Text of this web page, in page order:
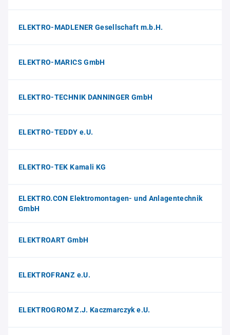
ELEKTRO-MADLENER Gesellschaft m.b.H.
ELEKTRO-MARICS GmbH
ELEKTRO-TECHNIK DANNINGER GmbH
ELEKTRO-TEDDY e.U.
ELEKTRO-TEK Kamali KG
ELEKTRO.CON Elektromontagen- und Anlagentechnik
GmbH
ELEKTROART GmbH
ELEKTROFRANZ e.U.
ELEKTROGROM Z.J. Kaczmarczyk e.U.